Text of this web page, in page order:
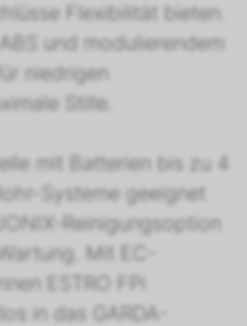
Flexibilität bieten.
und modulierendem
niedrigen
Stille.
mit Batterien bis zu 4
Systeme geeignet
Reinigungsoption
Mit EC-
ESTRO FPi
in das GARDA-